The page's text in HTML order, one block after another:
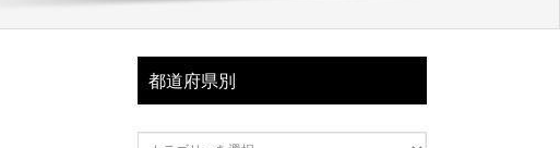
都道府県別